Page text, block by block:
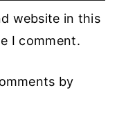
website in this
I comment.
by